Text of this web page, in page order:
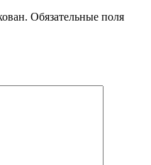
Обязательные поля